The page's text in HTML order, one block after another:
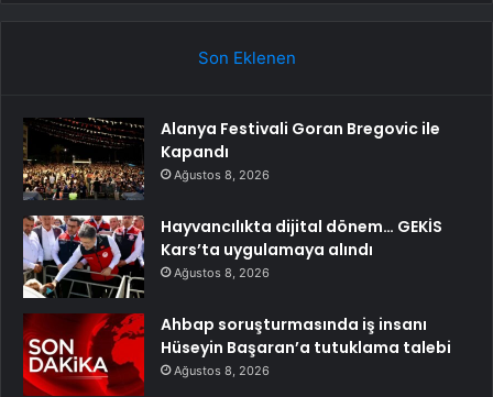
Son Eklenen
Alanya Festivali Goran Bregovic ile
Kapandı
Ağustos 8, 2026
Hayvancılıkta dijital dönem… GEKİS
Kars’ta uygulamaya alındı
Ağustos 8, 2026
Ahbap soruşturmasında iş insanı
Hüseyin Başaran’a tutuklama talebi
Ağustos 8, 2026